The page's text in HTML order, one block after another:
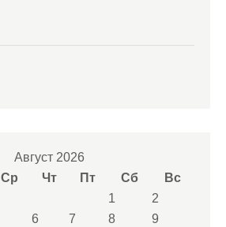
Август 2026
Ср Чт Пт Сб
Вс
1
2
6 7 8
9